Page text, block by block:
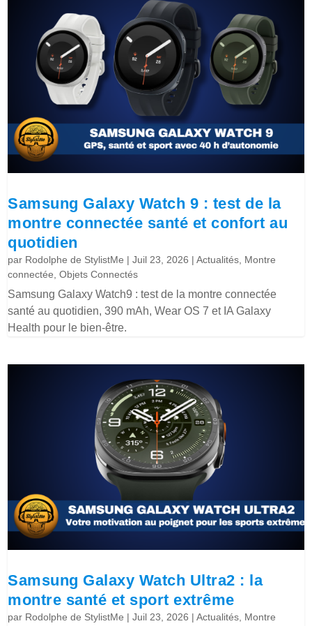
Samsung Galaxy Watch 9 : test de la
montre connectée santé et confort au
quotidien
par Rodolphe de StylistMe |Juil 23, 2026 |Actualités, Montre
connectée,Objets Connectés
Samsung Galaxy Watch9 : test de la montre connectée
santé au quotidien, 390 mAh, Wear OS 7 et IA Galaxy
Health pour le bien-être.
Samsung Galaxy Watch Ultra2 : la
montre santé et sport extrême
par Rodolphe de StylistMe |Juil 23, 2026 |Actualités, Montre